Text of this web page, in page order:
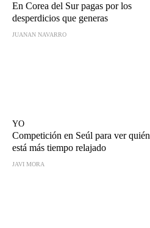
En Corea del Sur pagas por los
desperdicios que generas
JUANAN NAVARRO
YO
Competición en Seúl para ver quién
está más tiempo relajado
JAVI MORA